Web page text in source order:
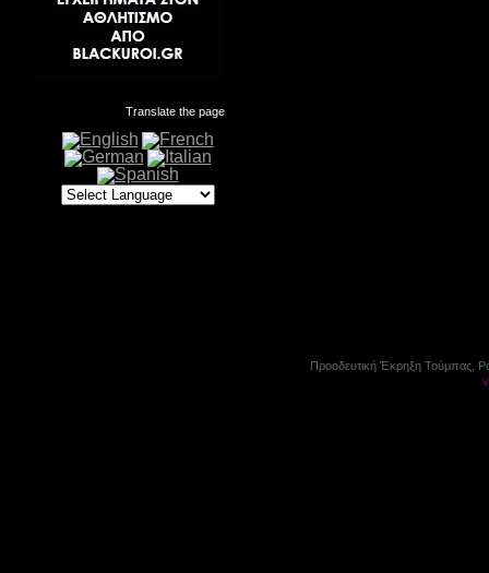
Translate the page
Προοδευτική Έκρηξη Τούμπας,